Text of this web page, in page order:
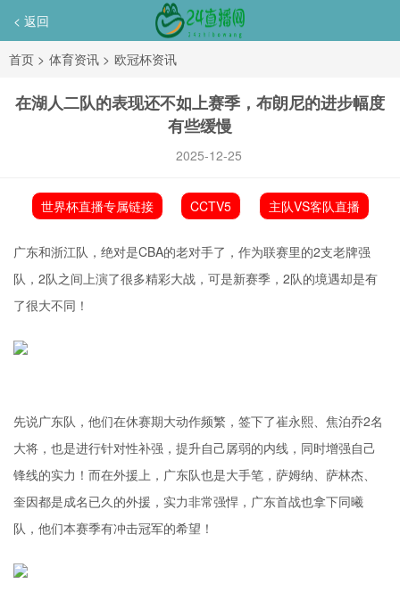
< 返回
首页 > 体育资讯 > 欧冠杯资讯
在湖人二队的表现还不如上赛季，布朗尼的进步幅度
有些缓慢
2025-12-25
世界杯直播专属链接 CCTV5 主队VS客队直播
广东和浙江队，绝对是CBA的老对手了，作为联赛里的2支老牌强
队，2队之间上演了很多精彩大战，可是新赛季，2队的境遇却是有
了很大不同！
先说广东队，他们在休赛期大动作频繁，签下了崔永熙、焦泊乔2名
大将，也是进行针对性补强，提升自己孱弱的内线，同时增强自己
锋线的实力！而在外援上，广东队也是大手笔，萨姆纳、萨林杰、
奎因都是成名已久的外援，实力非常强悍，广东首战也拿下同曦
队，他们本赛季有冲击冠军的希望！